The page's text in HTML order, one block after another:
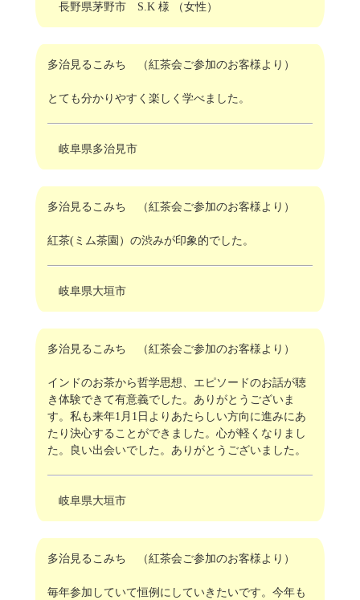
長野県茅野市 S.K 様 （女性）
多治見るこみち （紅茶会ご参加のお客様より）
とても分かりやすく楽しく学べました。
岐阜県多治見市
多治見るこみち （紅茶会ご参加のお客様より）
紅茶(ミム茶園）の渋みが印象的でした。
岐阜県大垣市
多治見るこみち （紅茶会ご参加のお客様より）
インドのお茶から哲学思想、エピソードのお話が聴
き体験できて有意義でした。ありがとうございま
す。私も来年1月1日よりあたらしい方向に進みにあ
たり決心することができました。心が軽くなりまし
た。良い出会いでした。ありがとうございました。
岐阜県大垣市
多治見るこみち （紅茶会ご参加のお客様より）
毎年参加していて恒例にしていきたいです。今年も